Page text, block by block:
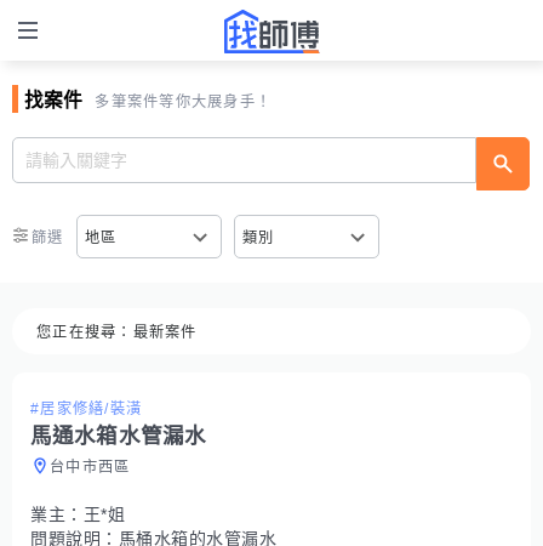
找案件 多筆案件等你大展身手！
篩選 地區 類別
您正在搜尋： 最新案件
#居家修繕/裝潢
馬通水箱水管漏水
台中市西區
業主： 王*姐
問題說明： 馬桶水箱的水管漏水